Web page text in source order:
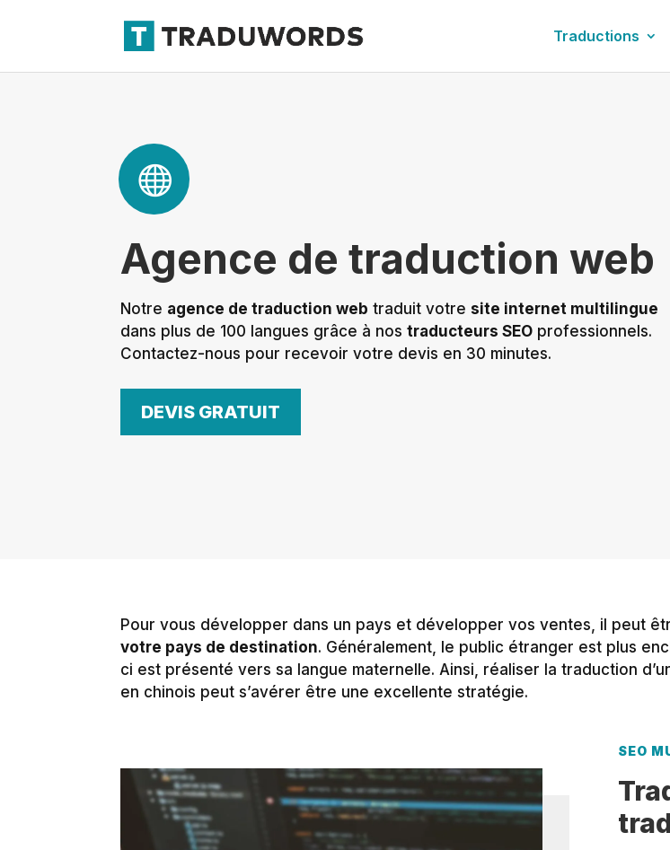
Traductions

Agence de traduction web
Notre agence de traduction web traduit votresite internet multilingue
dans plus de 100 langues grâce à nostraducteurs SEO professionnels.
Contactez-nous pour recevoir votre devis en 30 minutes.
DEVIS GRATUIT
Pour vous développer dans un pays et développer vos ventes, il peut
votre pays de destination. Généralement, le public étranger est plus
ci est présenté vers sa langue maternelle. Ainsi, réaliser la traduction
en chinois peut s’avérer être une excellente stratégie.
SEO